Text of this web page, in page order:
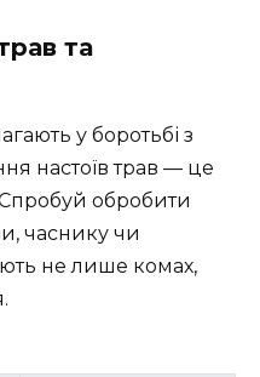
та
у боротьбі з
настоїв трав — це
Спробуй обробити
часнику чи
не лише комах,